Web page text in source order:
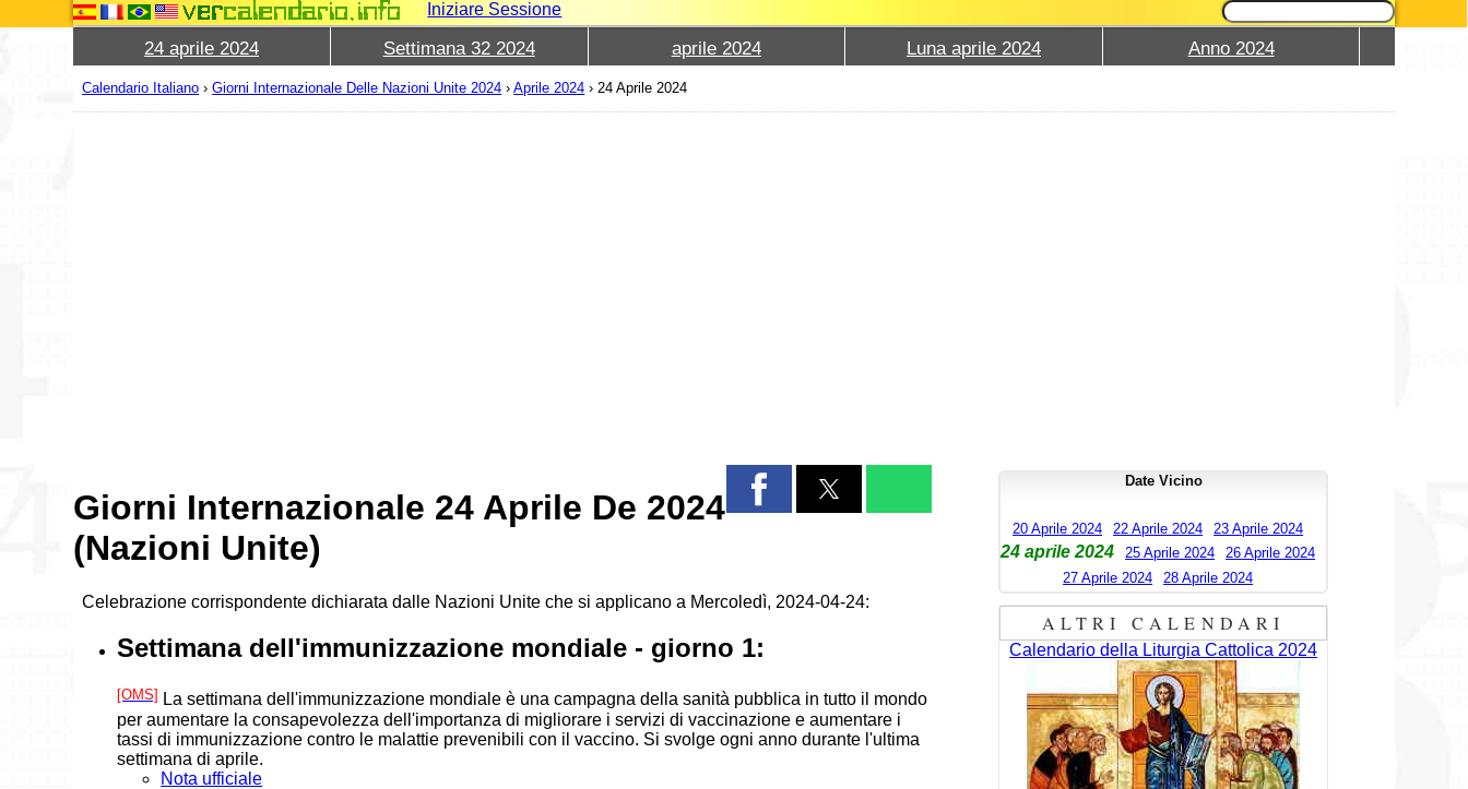
Iniziare Sessione
24 aprile 2024 Settimana 32 2024 aprile 2024 Luna aprile 2024 Anno 2024
Calendario Italiano ›Giorni Internazionale Delle Nazioni Unite 2024 ›Aprile 2024 ›24 Aprile 2024
Giorni Internazionale 24 Aprile De 2024
(Nazioni Unite)
Celebrazione corrispondente dichiarata dalle Nazioni Unite che si applicano a Mercoledì, 2024-04-24:
Settimana dell'immunizzazione mondiale - giorno 1:
[OMS]La settimana dell'immunizzazione mondiale è una campagna della sanità pubblica in tutto il mondo
per aumentare la consapevolezza dell'importanza di migliorare i servizi di vaccinazione e aumentare i
tassi di immunizzazione contro le malattie prevenibili con il vaccino. Si svolge ogni anno durante l'ultima
settimana di aprile.
Nota ufficiale
Date Vicino
20 Aprile 2024 22 Aprile 2024 23 Aprile 2024
24 aprile 2024 25 Aprile 2024
26 Aprile 2024
27 Aprile 2024
28 Aprile 2024
ALTRI CALENDARI
Calendario della Liturgia Cattolica 2024